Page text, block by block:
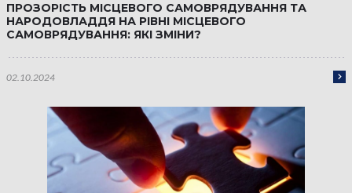
ПРОЗОРІСТЬ МІСЦЕВОГО САМОВРЯДУВАННЯ ТА
НАРОДОВЛАДДЯ НА РІВНІ МІСЦЕВОГО
САМОВРЯДУВАННЯ: ЯКІ ЗМІНИ?
02.10.2024